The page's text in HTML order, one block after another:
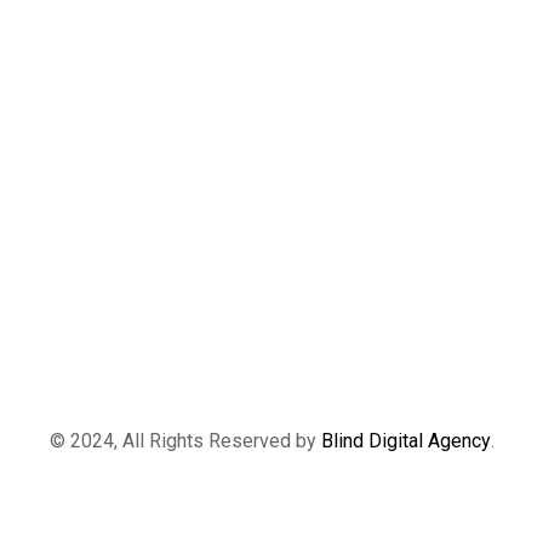
© 2024, All Rights Reserved by Blind Digital Agency.